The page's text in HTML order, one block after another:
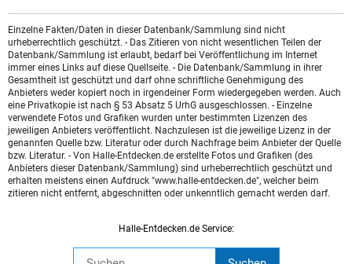
Einzelne Fakten/Daten in dieser Datenbank/Sammlung sind nicht
urheberrechtlich geschützt. - Das Zitieren von nicht wesentlichen Teilen der
Datenbank/Sammlung ist erlaubt, bedarf bei Veröffentlichung im Internet
immer eines Links auf diese Quellseite. - Die Datenbank/Sammlung in ihrer
Gesamtheit ist geschützt und darf ohne schriftliche Genehmigung des
Anbieters weder kopiert noch in irgendeiner Form wiedergegeben werden. Auch
eine Privatkopie ist nach § 53 Absatz 5 UrhG ausgeschlossen. - Einzelne
verwendete Fotos und Grafiken wurden unter bestimmten Lizenzen des
jeweiligen Anbieters veröffentlicht. Nachzulesen ist die jeweilige Lizenz in der
genannten Quelle bzw. Literatur oder durch Nachfrage beim Anbieter der Quelle
bzw. Literatur. - Von Halle-Entdecken.de erstellte Fotos und Grafiken (des
Anbieters dieser Datenbank/Sammlung) sind urheberrechtlich geschützt und
erhalten meistens einen Aufdruck "www.halle-entdecken.de", welcher beim
zitieren nicht entfernt, abgeschnitten oder unkenntlich gemacht werden darf.
Halle-Entdecken.de Service: